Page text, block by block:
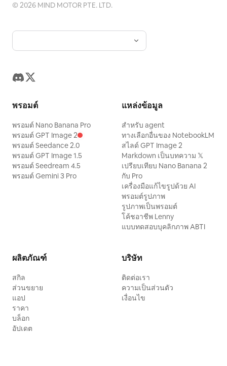
©2026 MIND MOTOR PTE. LTD.
พรอมต์
พรอมต์ Nano Banana Pro
พรอมต์ GPT Image 2
พรอมต์ Seedance 2.0
พรอมต์ GPT Image 1.5
พรอมต์ Seedream 4.5
พรอมต์ Gemini 3 Pro
แหล่งข้อมูล
สำหรับ agent
ทางเลือกอื่นของ NotebookLM
สไลด์ GPT Image 2
Markdown เป็นบทความ 𝕏
เปรียบเทียบ Nano Banana 2
กับ Pro
เครื่องมือแก้ไขรูปด้วย AI
พรอมต์รูปภาพ
รูปภาพเป็นพรอมต์
โค้ชอาชีพ Lenny
แบบทดสอบบุคลิกภาพ ABTI
ผลิตภัณฑ์
สกิล
ส่วนขยาย
แอป
ราคา
บล็อก
อัปเดต
บริษัท
ติดต่อเรา
ความเป็นส่วนตัว
เงื่อนไข